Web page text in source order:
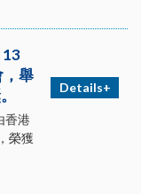
13
，舉
香港
榮獲
Details+